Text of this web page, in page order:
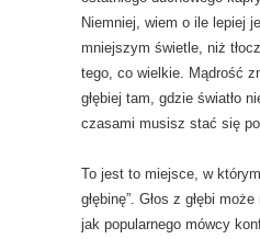
Niemniej, wiem o ile lepiej
mniejszym świetle, niż
tego, co wielkie. Mądrość
głębiej tam, gdzie światło
czasami musisz stać się
To jest to miejsce, w
głębinę”. Głos z głębi
jak popularnego mówcy